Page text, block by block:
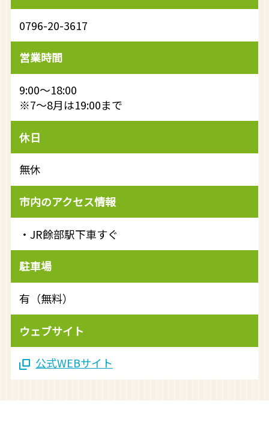
0796-20-3617
営業時間
9:00～18:00
※7～8月は19:00まで
休日
無休
市内のアクセス情報
・JR餘部駅下車すぐ
駐車場
有（無料）
ウェブサイト
公式WEBサイト